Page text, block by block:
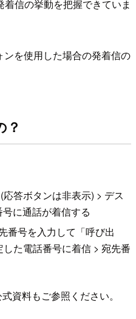
信の挙動を把握できていま
を使用した場合の発着信の
？
答ボタンは非表示) > デス
に通話が着信する
番号を入力して「呼び出
た電話番号に着信 > 宛先番
資料もご参照ください。